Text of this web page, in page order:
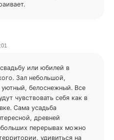
или юбилей в
Зал небольшой,
белоснежный. Все
чувствовать себя как в
Сама усадьба
древней
перерывах можно
удивиться на